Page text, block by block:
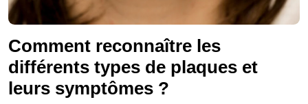
Comment reconnaître les
différents types de plaques et
leurs symptômes ?